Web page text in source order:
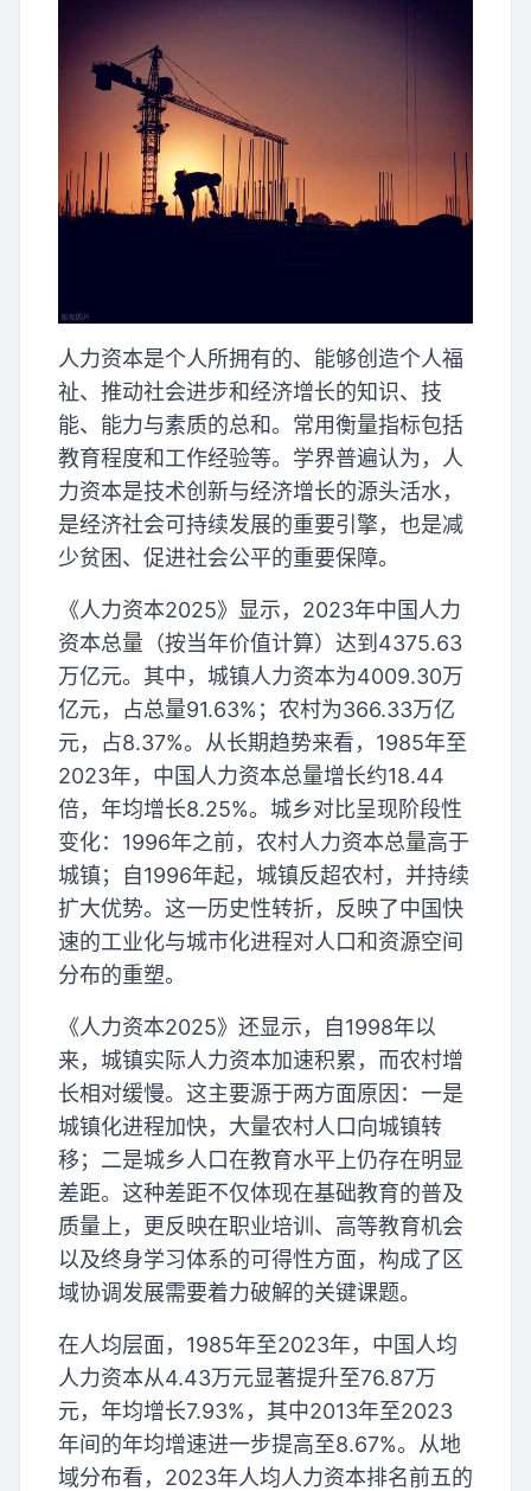
人力资本是个人所拥有的、能够创造个人福
祉、推动社会进步和经济增长的知识、技
能、能力与素质的总和。常用衡量指标包括
教育程度和工作经验等。学界普遍认为，人
力资本是技术创新与经济增长的源头活水，
是经济社会可持续发展的重要引擎，也是减
少贫困、促进社会公平的重要保障。
《人力资本2025》显示，2023年中国人力
资本总量（按当年价值计算）达到4375.63
万亿元。其中，城镇人力资本为4009.30万
亿元，占总量91.63%；农村为366.33万亿
元，占8.37%。从长期趋势来看，1985年至
2023年，中国人力资本总量增长约18.44
倍，年均增长8.25%。城乡对比呈现阶段性
变化：1996年之前，农村人力资本总量高于
城镇；自1996年起，城镇反超农村，并持续
扩大优势。这一历史性转折，反映了中国快
速的工业化与城市化进程对人口和资源空间
分布的重塑。
《人力资本2025》还显示，自1998年以
来，城镇实际人力资本加速积累，而农村增
长相对缓慢。这主要源于两方面原因：一是
城镇化进程加快，大量农村人口向城镇转
移；二是城乡人口在教育水平上仍存在明显
差距。这种差距不仅体现在基础教育的普及
质量上，更反映在职业培训、高等教育机会
以及终身学习体系的可得性方面，构成了区
域协调发展需要着力破解的关键课题。
在人均层面，1985年至2023年，中国人均
人力资本从4.43万元显著提升至76.87万
元，年均增长7.93%，其中2013年至2023
年间的年均增速进一步提高至8.67%。从地
域分布看，2023年人均人力资本排名前五的